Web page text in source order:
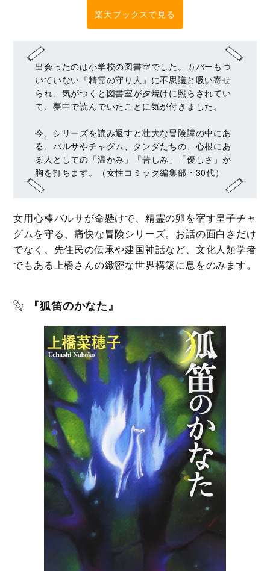
楽天ブックスで見る
出会ったのは小学校の図書室でした。カバーもつ
いていない『精霊の守り人』に不思議と吸い寄せ
られ、気がつくと図書室が夕焼けに照らされてい
て、夢中で読んでいたことに気が付きました。
今、シリーズを読み返すと壮大な冒険譚の中にあ
る、バルサやチャグム、タンダたちの、心根にあ
る人としての「温かみ」「苦しみ」「優しさ」が
胸を打ちます。（女性コミック編集部・30代）
女用心棒バルサが命懸けで、精霊の卵を宿す皇子チャ
グムを守る、痛快な冒険シリーズ。お話の面白さだけ
でなく、先住民の伝承や建国神話など、文化人類学者
でもある上橋さんの緻密な世界構築に息をのみます。
『狐笛のかなた』